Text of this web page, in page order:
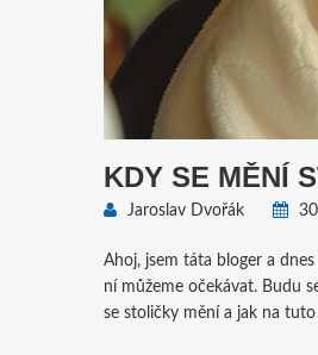
KDY SE MĚNÍ
Jaroslav Dvořák
Ahoj, jsem táta bloger a
ní můžeme očekávat. Budu
se stoličky mění a jak na